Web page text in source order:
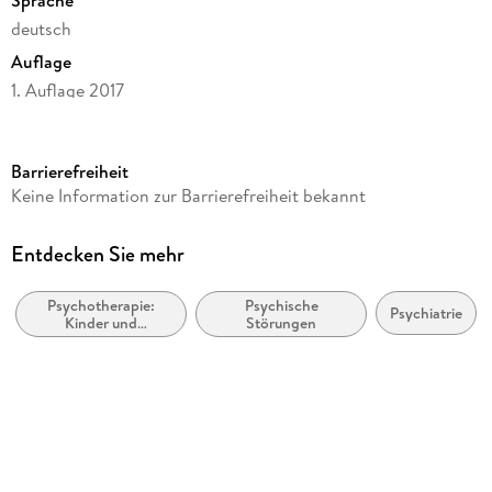
deutsch
Auflage
1. Auflage 2017
Reihe
Autor/Autorin
Verlag/Hersteller
Hogrefe Verlag GmbH + Co.
Barrierefreiheit
Keine Information zur Barrierefreiheit bekannt
Entdecken Sie mehr
Psychotherapie:
Kinder und
Jugendliche
Psychische
Störungen
Psychiatrie